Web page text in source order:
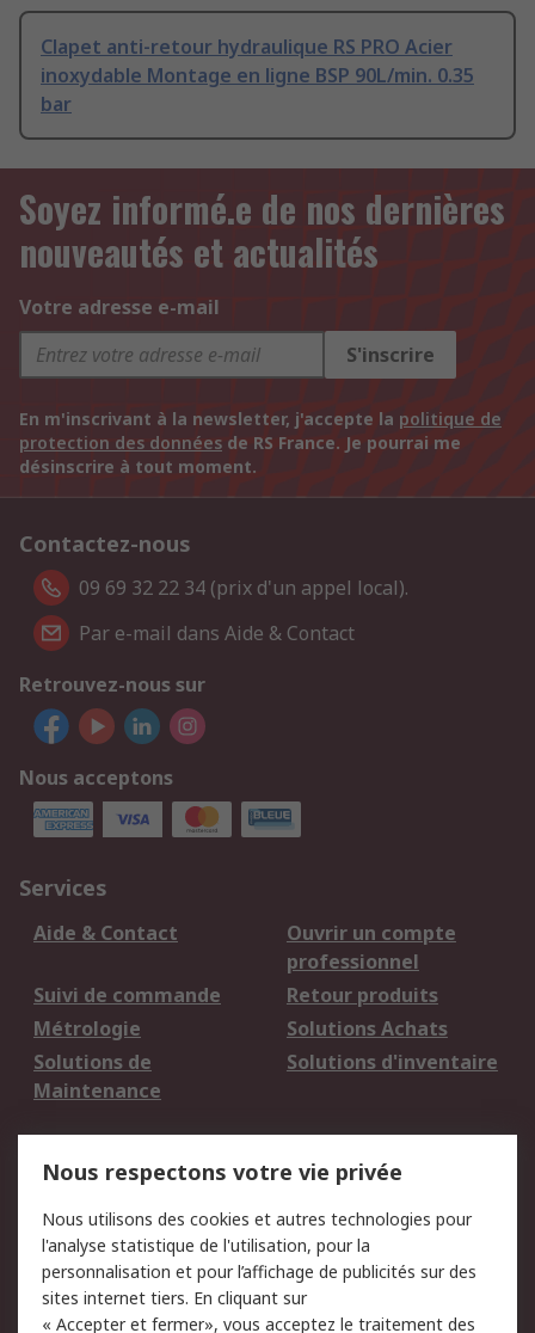
Clapet anti-retour hydraulique RS PRO Acier
inoxydable Montage en ligne BSP 90L/min. 0.35
bar
Soyez informé.e de nos dernières
nouveautés et actualités
Votre adresse e-mail
S'inscrire
En m'inscrivant à la newsletter, j'accepte la politique de
protection des données de RS France. Je pourrai me
désinscrire à tout moment.
Contactez-nous
09 69 32 22 34 (prix d'un appel local).
Par e-mail dans Aide & Contact
Retrouvez-nous sur
Nous acceptons
Services
Aide & Contact
Ouvrir un compte
professionnel
Suivi de commande
Retour produits
Métrologie
Solutions Achats
Solutions de
Maintenance
Solutions d'inventaire
du site
Politique de protection
des données - Mise à
jour
Sécurité des E-mails
Nous respectons votre vie privée
Nous utilisons des cookies et autres technologies pour
l'analyse statistique de l'utilisation, pour la
personnalisation et pour l’affichage de publicités sur des
sites internet tiers. En cliquant sur
« Accepter et fermer», vous acceptez le traitement des